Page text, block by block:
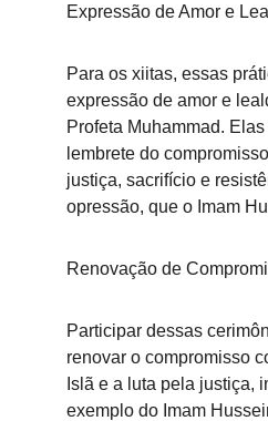
Expressão de Amor e
Para os xiitas, essas
expressão de amor e
Profeta Muhammad.
lembrete do
justiça, sacrifício e
opressão, que o Imam
Renovação de
Participar dessas
renovar o compromisso
Islã e a luta pela justiça,
exemplo do Imam